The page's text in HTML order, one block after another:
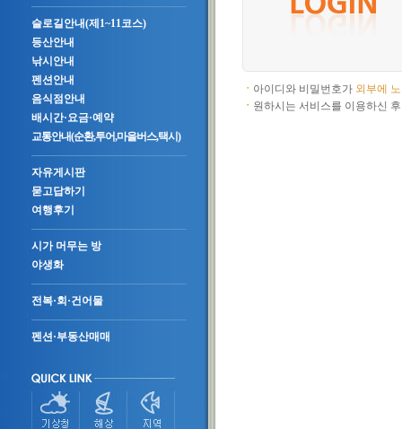
슬로길안내(제1~11코스)
등산안내
낚시안내
펜션안내
음식점안내
배시간·요금·예약
교통안내(순환,투어,마을버스,택시)
자유게시판
묻고답하기
여행후기
시가 머무는 방
야생화
전복·회·건어물
펜션·부동산매매
ㆍ 아이디와 비밀번호가 외부에
ㆍ 원하시는 서비스를 이용하신